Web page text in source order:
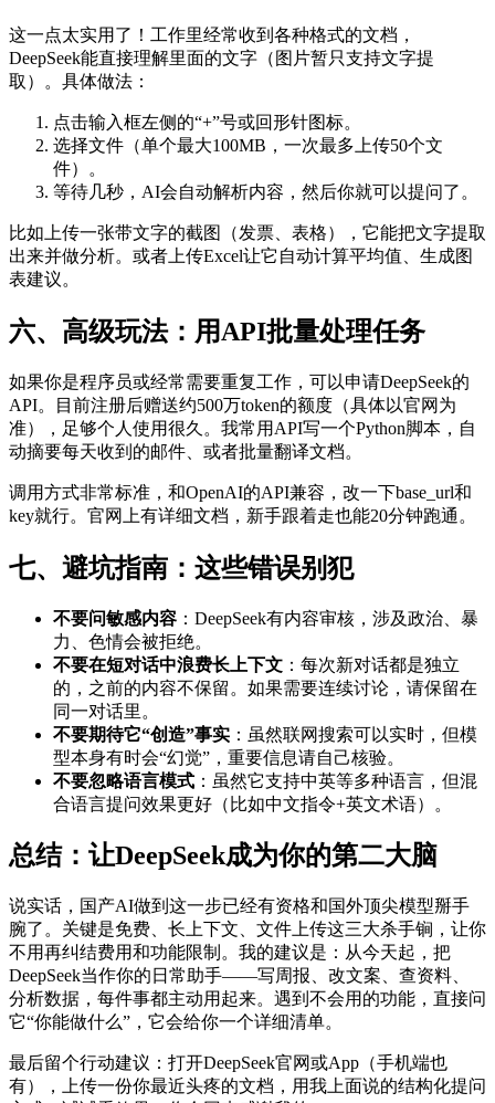
这一点太实用了！工作里经常收到各种格式的文档，
DeepSeek能直接理解里面的文字（图片暂只支持文字提
取）。具体做法：
点击输入框左侧的“+”号或回形针图标。
选择文件（单个最大100MB，一次最多上传50个文
件）。
等待几秒，AI会自动解析内容，然后你就可以提问了。
比如上传一张带文字的截图（发票、表格），它能把文字提取
出来并做分析。或者上传Excel让它自动计算平均值、生成图
表建议。
六、高级玩法：用API批量处理任务
如果你是程序员或经常需要重复工作，可以申请DeepSeek的
API。目前注册后赠送约500万token的额度（具体以官网为
准），足够个人使用很久。我常用API写一个Python脚本，自
动摘要每天收到的邮件、或者批量翻译文档。
调用方式非常标准，和OpenAI的API兼容，改一下base_url和
key就行。官网上有详细文档，新手跟着走也能20分钟跑通。
七、避坑指南：这些错误别犯
不要问敏感内容 ：DeepSeek有内容审核，涉及政治、暴
力、色情会被拒绝。
不要在短对话中浪费长上下文 ：每次新对话都是独立
的，之前的内容不保留。如果需要连续讨论，请保留在
同一对话里。
不要期待它“创造”事实 ：虽然联网搜索可以实时，但模
型本身有时会“幻觉”，重要信息请自己核验。
不要忽略语言模式 ：虽然它支持中英等多种语言，但混
合语言提问效果更好（比如中文指令+英文术语）。
总结：让DeepSeek成为你的第二大脑
说实话，国产AI做到这一步已经有资格和国外顶尖模型掰手
腕了。关键是免费、长上下文、文件上传这三大杀手锏，让你
不用再纠结费用和功能限制。我的建议是：从今天起，把
DeepSeek当作你的日常助手——写周报、改文案、查资料、
分析数据，每件事都主动用起来。遇到不会用的功能，直接问
它“你能做什么”，它会给你一个详细清单。
最后留个行动建议：打开DeepSeek官网或App（手机端也
有），上传一份你最近头疼的文档，用我上面说的结构化提问